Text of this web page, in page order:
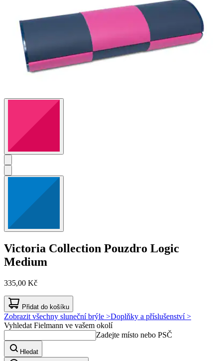
Victoria Collection Pouzdro Logic
Medium
335,00 Kč
Přidat do košíku
Zobrazit všechny sluneční brýle >Doplňky a příslušenství >
Vyhledat Fielmann ve vašem okolí
Zadejte místo nebo PSČ
Hledat